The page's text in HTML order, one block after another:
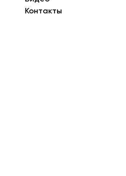
Контакты